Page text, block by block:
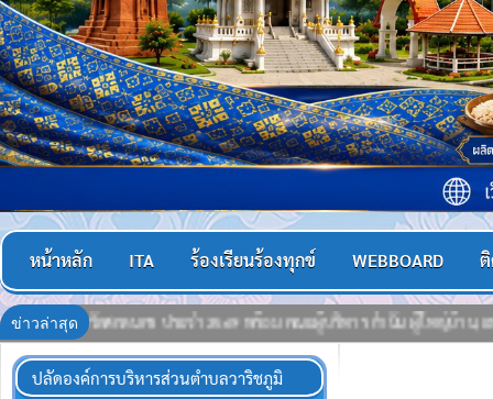
หน้าหลัก ITA ร้องเรียนร้องทุกข์ WEBBOARD
ข่าวล่าสุด,แพทย์ประจำตำบล สารวัตรกำนัน, ผู้ช่วยผู้ใหญ่บ้าน,ชุดรักษา ความป
ปลัดองค์การบริหารส่วนตำบลวาริชภูมิ